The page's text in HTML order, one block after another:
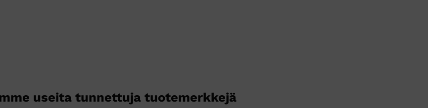
useita tunnettuja tuotemerkkejä